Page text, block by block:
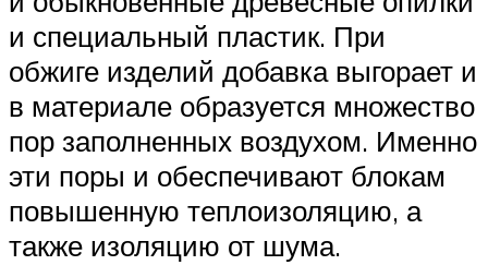
и специальный пластик. При
обжиге изделий добавка выгорает и
в материале образуется множество
пор заполненных воздухом. Именно
эти поры и обеспечивают блокам
повышенную теплоизоляцию, а
также изоляцию от шума.